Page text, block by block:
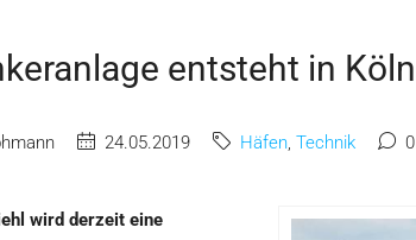
entsteht in Köln
24.05.2019 Häfen, Technik 0
wird derzeit eine